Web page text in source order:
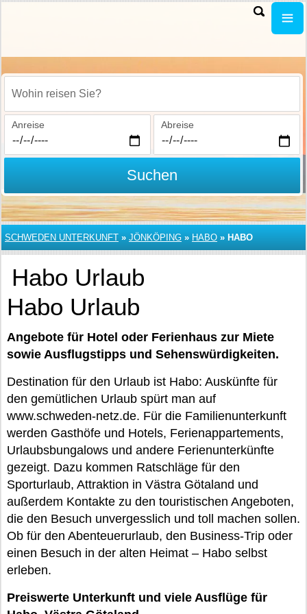
Wohin reisen Sie?
Anreise Abreise
Suchen
SCHWEDEN UNTERKUNFT » JÖNKÖPING » HABO » HABO
Habo Urlaub
Habo Urlaub
Angebote für Hotel oder Ferienhaus zur Miete
sowie Ausflugstipps und Sehenswürdigkeiten.
Destination für den Urlaub ist Habo: Auskünfte für
den gemütlichen Urlaub spürt man auf
www.schweden-netz.de. Für die Familienunterkunft
werden Gasthöfe und Hotels, Ferienappartements,
Urlaubsbungalows und andere Ferienunterkünfte
gezeigt. Dazu kommen Ratschläge für den
Sporturlaub, Attraktion in Västra Götaland und
außerdem Kontakte zu den touristischen Angeboten,
die den Besuch unvergesslich und toll machen sollen.
Ob für den Abenteuerurlaub, den Business-Trip oder
einen Besuch in der alten Heimat – Habo selbst
erleben.
Preiswerte Unterkunft und viele Ausflüge für